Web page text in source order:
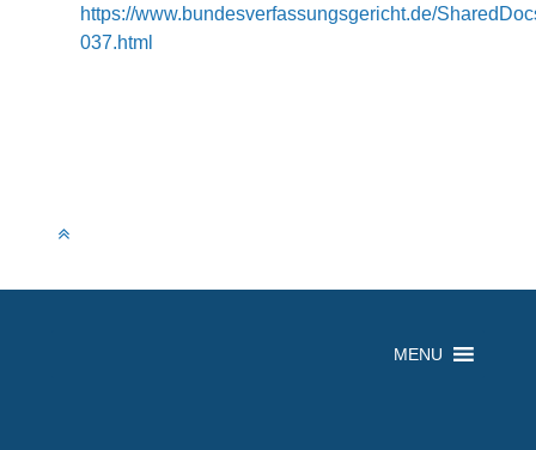
https://www.bundesverfassungsgericht.de/
037.html
MENU